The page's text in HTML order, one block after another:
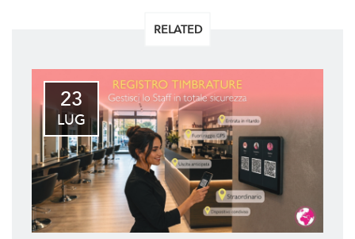
RELATED
23
LUG